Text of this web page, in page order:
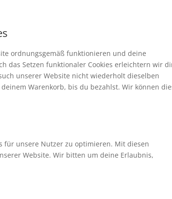
ordnungsgemäß funktionieren und deine
das Setzen funktionaler Cookies erleichtern wir
unserer Website nicht wiederholt dieselben
Warenkorb, bis du bezahlst. Wir können
für unsere Nutzer zu optimieren. Mit diesen
Website. Wir bitten um deine Erlaubnis,